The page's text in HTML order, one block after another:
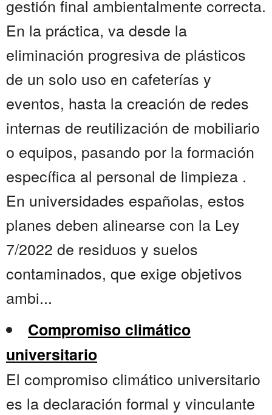
gestión final ambientalmente correcta.
En la práctica, va desde la
eliminación progresiva de plásticos
de un solo uso en cafeterías y
eventos, hasta la creación de redes
internas de reutilización de mobiliario
o equipos, pasando por la formación
específica al personal de limpieza .
En universidades españolas, estos
planes deben alinearse con la Ley
7/2022 de residuos y suelos
contaminados, que exige objetivos
ambi...
Compromiso climático
universitario
El compromiso climático universitario
es la declaración formal y vinculante